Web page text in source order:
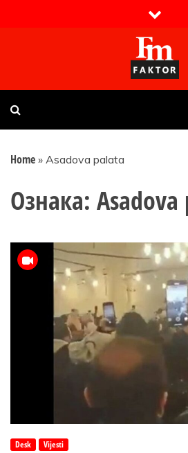
Faktor magazin
Uvijek presudan
Home » Asadova palata
Ознака:
Desk Vijesti